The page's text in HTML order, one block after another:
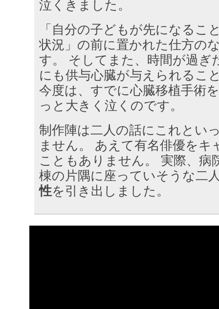
泣くきました。
「自分の子どもが先になるこ
状況」の前に置かれた仕方の
す。 そしてまた、時間が過ぎ
にも供与心臓が与えられるこ
今度は、すでに心臓移植手術
っと大きく泣くのです。
制作陣は二人の話にこれとい
ません。 あえて有名俳優をキ
こともありません。 実際、病
棟の片隅に座っていそうな二
性を引き出しました。